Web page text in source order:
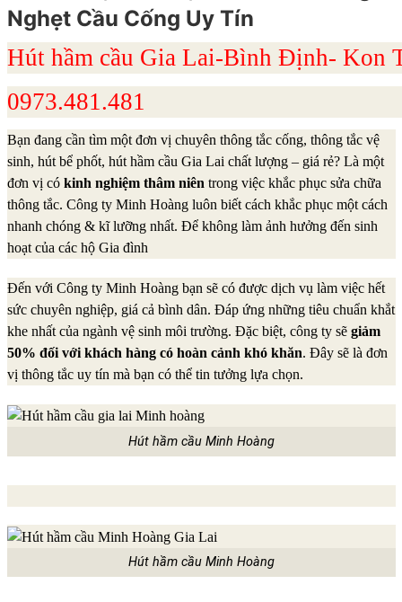
Nghẹt Cầu Cống Uy Tín
Hút hầm cầu Gia Lai-Bình Định- Kon
0973.481.481
Bạn đang cần tìm một đơn vị chuyên thông tắc cống, thông tắc vệ
sinh, hút bể phốt, hút hầm cầu Gia Lai chất lượng – giá rẻ? Là một
đơn vị có kinh nghiệm thâm niên trong việc khắc phục sửa chữa
thông tắc. Công ty Minh Hoàng luôn biết cách khắc phục một cách
nhanh chóng & kĩ lưỡng nhất. Để không làm ảnh hưởng đến sinh
hoạt của các hộ Gia đình
Đến với Công ty Minh Hoàng bạn sẽ có được dịch vụ làm việc hết
sức chuyên nghiệp, giá cả bình dân. Đáp ứng những tiêu chuẩn khắt
khe nhất của ngành vệ sinh môi trường. Đặc biệt, công ty sẽ giảm
50% đối với khách hàng có hoàn cảnh khó khăn. Đây sẽ là đơn
vị thông tắc uy tín mà bạn có thể tin tưởng lựa chọn.
Hút hầm cầu Minh Hoàng
Hút hầm cầu Minh Hoàng